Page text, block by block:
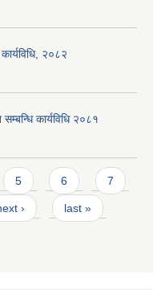
२०८२
कार्यविधि २०८१
5 6 7
› last »